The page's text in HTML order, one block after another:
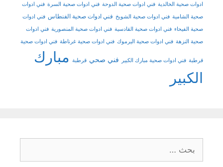
ادوات صحية الخالدية فني ادوات صحية الدوحة فني ادوات صحية السرة فني ادوات
صحية الشامية فني ادوات صحية الشويخ فني ادوات صحية الفنطاس فني ادوات
صحية الفيحاء فني ادوات صحية القادسية فني ادوات صحية المنصورية فني ادوات
صحية النزهة فني ادوات صحية اليرموك فني ادوات صحية غرناطة فني ادوات صحية
قرطبة فني ادوات صحية مبارك الكبير فني صحي قرطبة مبارك
الكبير
عن: